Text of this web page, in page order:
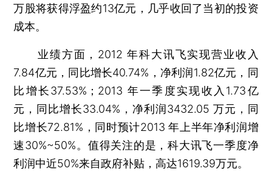
万股将获得浮盈约13亿元，几乎收回了当初的投资
成本。
业绩方面，2012 年科大讯飞实现营业收入
7.84亿元，同比增长40.74%，净利润1.82亿元，同
比增长37.53%；2013 年一季度实现收入1.73亿
元，同比增长33.04%，净利润3432.05 万元，同
比增长72.81%，同时预计2013 年上半年净利润增
速30%~50%。值得关注的是，科大讯飞一季度净
利润中近50%来自政府补贴，高达1619.39万元。